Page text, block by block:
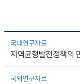
국내연구자료
지역균형발전정책의
국외연구자료